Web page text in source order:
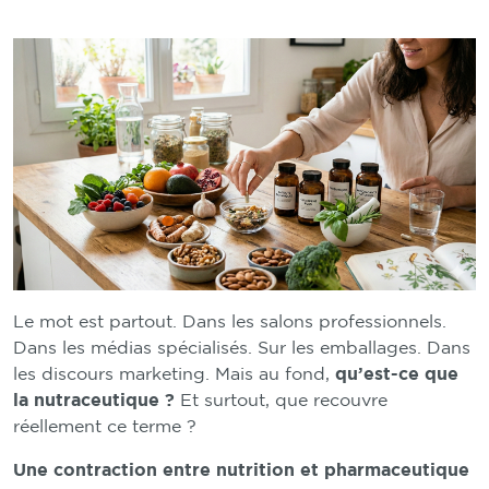
Le mot est partout. Dans les salons professionnels.
Dans les médias spécialisés. Sur les emballages. Dans
les discours marketing. Mais au fond, qu’est-ce que
la nutraceutique ? Et surtout, que recouvre
réellement ce terme ?
Une contraction entre nutrition et pharmaceutique